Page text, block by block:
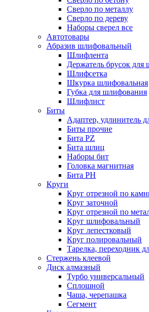
Сверло по металлу
Сверло по дереву
Наборы сверел все
Автотовары
Абразив шлифовальный
Шлифлента
Держатель брусок для
Шлифсетка
Шкурка шлифовальная
Губка для шлифования
Шлифлист
Биты
Адаптер, удлинитель
Биты прочие
Бита PZ
Бита шлиц
Наборы бит
Головка магнитная
Бита PH
Круги
Круг отрезной по
Круг заточной
Круг отрезной по
Круг шлифовальный
Круг лепестковый
Круг полировальный
Тарелка, переходник
Стержень клеевой
Диск алмазный
Турбо универсальный
Сплошной
Чаша, черепашка
Сегмент